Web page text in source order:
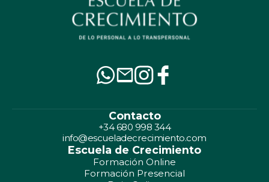
Contacto
+34 680 998 344
info@escueladecrecimiento.com
Escuela de Crecimiento
Formación Online
Formación Presencial